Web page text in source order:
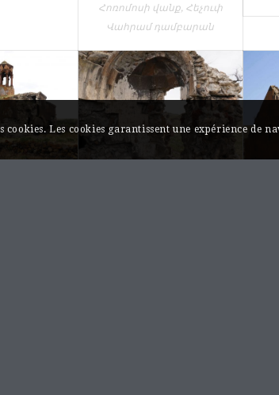
Հոռոմոսի վանք, Հեչուփ
Վահրամ դամբարան
cookies. Les cookies garantissent une expérience de